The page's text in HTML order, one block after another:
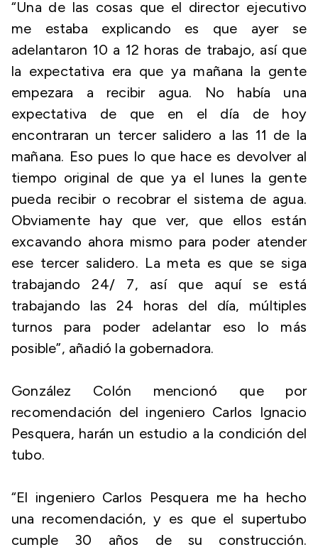
“Una de las cosas que el director ejecutivo
me estaba explicando es que ayer se
adelantaron 10 a 12 horas de trabajo, así que
la expectativa era que ya mañana la gente
empezara a recibir agua. No había una
expectativa de que en el día de hoy
encontraran un tercer salidero a las 11 de la
mañana. Eso pues lo que hace es devolver al
tiempo original de que ya el lunes la gente
pueda recibir o recobrar el sistema de agua.
Obviamente hay que ver, que ellos están
excavando ahora mismo para poder atender
ese tercer salidero. La meta es que se siga
trabajando 24/ 7, así que aquí se está
trabajando las 24 horas del día, múltiples
turnos para poder adelantar eso lo más
posible”, añadió la gobernadora.
González Colón mencionó que por
recomendación del ingeniero Carlos Ignacio
Pesquera, harán un estudio a la condición del
tubo.
“El ingeniero Carlos Pesquera me ha hecho
una recomendación, y es que el supertubo
cumple 30 años de su construcción.